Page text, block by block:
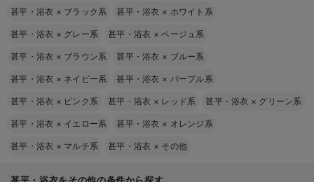
甚平・浴衣 × ブラック系 甚平・浴衣 × ホワイト系
甚平・浴衣 × グレー系 甚平・浴衣 ×ベージュ系
甚平・浴衣 × ブラウン系 甚平・浴衣 × ブルー系
甚平・浴衣 × ネイビー系 甚平・浴衣 × パープル系
甚平・浴衣 × ピンク系 甚平・浴衣 × レッド系 甚平・浴衣 × グリーン系
甚平・浴衣 × イエロー系 甚平・浴衣 × オレンジ系
甚平・浴衣 × マルチ系 甚平・浴衣 × その他